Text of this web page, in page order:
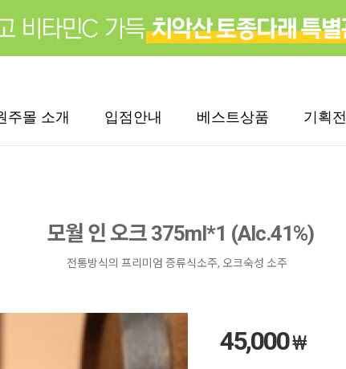
주몰 소개 입점안내 베스트상품 기획전
모월 인 오크 375ml*1 (Alc.41%)
전통방식의 프리미엄 증류식소주, 오크숙성 소주
45,000₩